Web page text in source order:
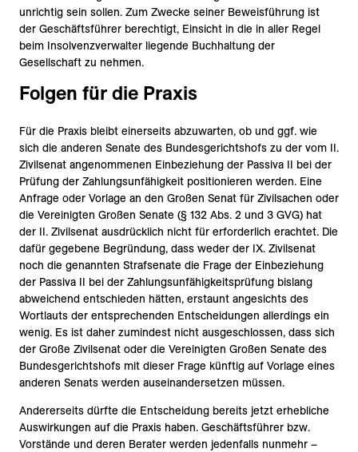
unrichtig sein sollen. Zum Zwecke seiner Beweisführung ist
der Geschäftsführer berechtigt, Einsicht in die in aller Regel
beim Insolvenzverwalter liegende Buchhaltung der
Gesellschaft zu nehmen.
Folgen für die Praxis
Für die Praxis bleibt einerseits abzuwarten, ob und ggf. wie
sich die anderen Senate des Bundesgerichtshofs zu der vom II.
Zivilsenat angenommenen Einbeziehung der Passiva II bei der
Prüfung der Zahlungsunfähigkeit positionieren werden. Eine
Anfrage oder Vorlage an den Großen Senat für Zivilsachen oder
die Vereinigten Großen Senate (§ 132 Abs. 2 und 3 GVG) hat
der II. Zivilsenat ausdrücklich nicht für erforderlich erachtet. Die
dafür gegebene Begründung, dass weder der IX. Zivilsenat
noch die genannten Strafsenate die Frage der Einbeziehung
der Passiva II bei der Zahlungsunfähigkeitsprüfung bislang
abweichend entschieden hätten, erstaunt angesichts des
Wortlauts der entsprechenden Entscheidungen allerdings ein
wenig. Es ist daher zumindest nicht ausgeschlossen, dass sich
der Große Zivilsenat oder die Vereinigten Großen Senate des
Bundesgerichtshofs mit dieser Frage künftig auf Vorlage eines
anderen Senats werden auseinandersetzen müssen.
Andererseits dürfte die Entscheidung bereits jetzt erhebliche
Auswirkungen auf die Praxis haben. Geschäftsführer bzw.
Vorstände und deren Berater werden jedenfalls nunmehr –